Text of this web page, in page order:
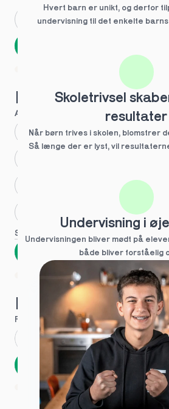
2.g
Spring over
1 ud af 9 for at finde den
Hvilke behov?
Anbefalet til dig
Fagligt boost
Se flere
Næste
Spring over
1 ud af 9 for at finde den
Hvad hedder du?
Fornavn
Næste
Opbevares sikkert - oplysninger
1 ud af 9 for at finde den
Hvert barn er unikt, og derfor
undervisning til det enkelte
Skoletrivsel
resultater
Når børn trives i skolen, blomstrer
Så længe der er lyst, vil
Undervisning i
Undervisningen bliver mødt på
både bliver forståelig